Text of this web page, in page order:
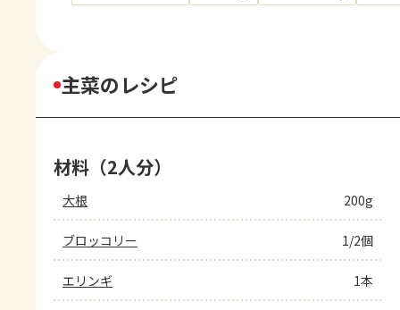
主菜のレシピ
材料（2人分）
大根 200g
ブロッコリー 1/2個
エリンギ 1本